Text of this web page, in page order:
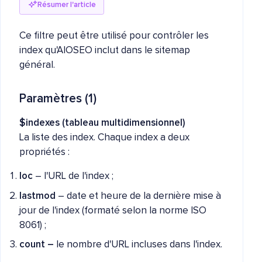
Résumer l'article
Ce filtre peut être utilisé pour contrôler les
index qu'AIOSEO inclut dans le sitemap
général.
Paramètres (1)
$indexes (tableau multidimensionnel)
La liste des index. Chaque index a deux
propriétés :
loc – l'URL de l'index ;
lastmod – date et heure de la dernière mise à
jour de l'index (formaté selon la norme ISO
8061) ;
count – le nombre d'URL incluses dans l'index.